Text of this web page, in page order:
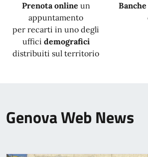
Prenota online un
appuntamento
per recarti in uno degli
uffici demografici
distribuiti sul territorio
Genova Web News